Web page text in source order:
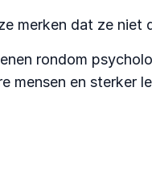
merken dat ze
rondom
mensen en sterker